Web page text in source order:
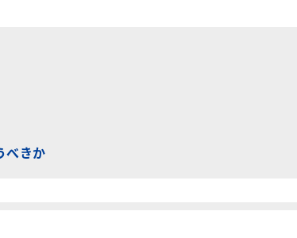
べきか